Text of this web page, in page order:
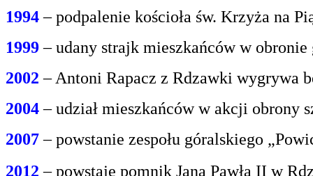
1994– podpalenie kościoła św. Krzyża na
1999– udany strajk mieszkańców w
2002 – Antoni Rapacz z Rdzawki wygrywa
2004– udział mieszkańców w akcji obrony
2007– powstanie zespołu góralskiego
2012 – powstaje pomnik Jana Pawła II w